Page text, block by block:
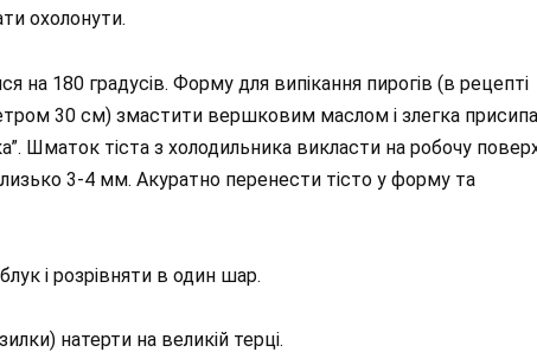
охолонути.
на 180 градусів. Форму для випікання пирогів (в рецепті
30 см) змастити вершковим маслом і злегка
Шматок тіста з холодильника викласти на робочу
3-4 мм. Акуратно перенести тісто у форму та
і розрівняти в один шар.
натерти на великій терці.